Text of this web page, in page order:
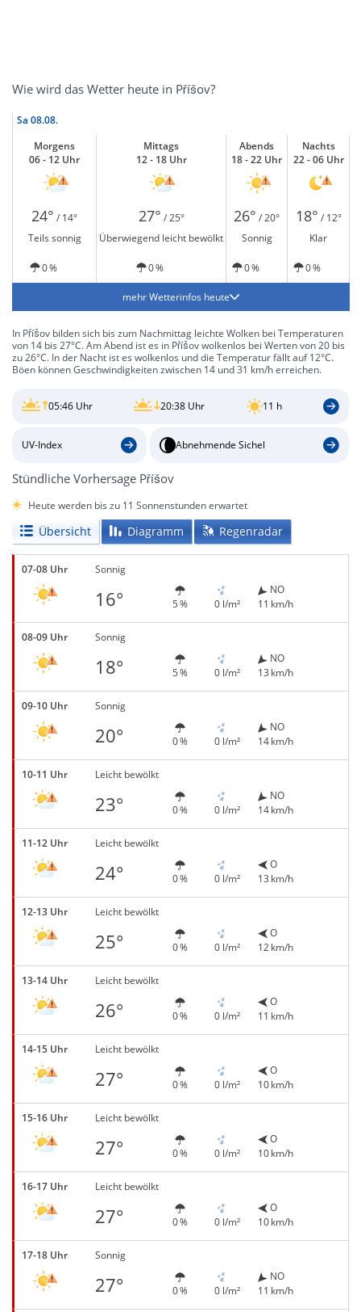
Wie wird das Wetter heute in Příšov?
Sa 08.08.
Morgens
06 - 12 Uhr
Mittags
12 - 18 Uhr
Abends
18 - 22 Uhr
Nachts
22 - 06 Uhr
24° / 14° 27° / 25° 26° / 20° 18° / 12°
Teils sonnig
Überwiegend leicht bewölkt Sonnig Klar
0 % 0 % 0 % 0 %
mehr Wetterinfos heute
In Příšov bilden sich bis zum Nachmittag leichte Wolken bei Temperaturen
von 14 bis 27°C. Am Abend ist es in Příšov wolkenlos bei Werten von 20 bis
zu 26°C. In der Nacht ist es wolkenlos und die Temperatur fällt auf 12°C.
Böen können Geschwindigkeiten zwischen 14 und 31 km/h erreichen.
05:46 Uhr 20:38 Uhr 11 h
UV-Index Abnehmende Sichel
Stündliche Vorhersage Příšov
Heute werden bis zu 11 Sonnenstunden erwartet
Übersicht Diagramm Regenradar
07-08 Uhr Sonnig
16° 5 % 0 l/m²
NO
11 km/h
08-09 Uhr Sonnig
18° 5 % 0 l/m²
NO
13 km/h
09-10 Uhr Sonnig
20° 0 % 0 l/m²
NO
14 km/h
10-11 Uhr Leicht bewölkt
23° 0 % 0 l/m²
NO
14 km/h
11-12 Uhr Leicht bewölkt
24° 0 % 0 l/m²
O
13 km/h
12-13 Uhr Leicht bewölkt
25° 0 % 0 l/m²
O
12 km/h
13-14 Uhr Leicht bewölkt
26° 0 % 0 l/m²
O
11 km/h
14-15 Uhr Leicht bewölkt
27° 0 % 0 l/m²
O
10 km/h
15-16 Uhr Leicht bewölkt
27° 0 % 0 l/m²
O
10 km/h
16-17 Uhr Leicht bewölkt
27° 0 % 0 l/m²
O
10 km/h
17-18 Uhr Sonnig
27° 0 % 0 l/m²
NO
11 km/h